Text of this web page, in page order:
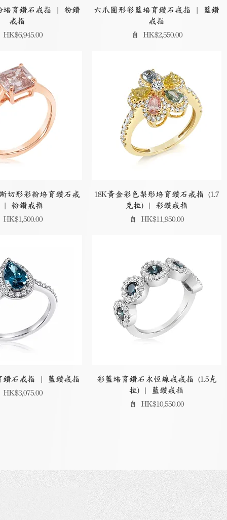
培育鑽石戒指 | 粉鑽
戒指
HK$6,945.00
價格
六爪圓形彩藍培育鑽石戒指 | 藍鑽
戒指
自 HK$2,550.00
促銷價格
切形彩粉培育鑽石戒
| 粉鑽戒指
HK$1,500.00
價格
18K黃金彩色梨形培育鑽石戒指 (1.7
克拉) | 彩鑽戒指
自HK$11,950.00
促銷價格
鑽石戒指 | 藍鑽戒指
HK$3,075.00
價格
彩藍培育鑽石永恆線戒戒指 (1.5克
拉) | 藍鑽戒指
自HK$10,550.00
促銷價格